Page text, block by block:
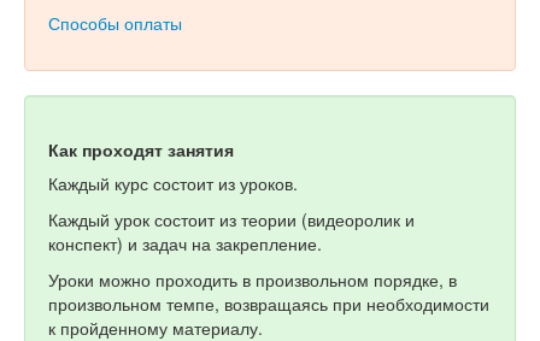
Способы оплаты
Как проходят занятия
Каждый курс состоит из уроков.
Каждый урок состоит из теории (видеоролик и
конспект) и задач на закрепление.
Уроки можно проходить в произвольном порядке, в
произвольном темпе, возвращаясь при необходимости
к пройденному материалу.